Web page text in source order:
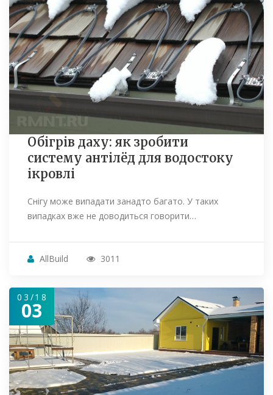
Обігрів даху: як зробити
систему антілёд для водостоку
ікровлі
Снігу може випадати занадто багато. У таких
випадках вже не доводиться говорити…
AllBuild 3011
03/18
03